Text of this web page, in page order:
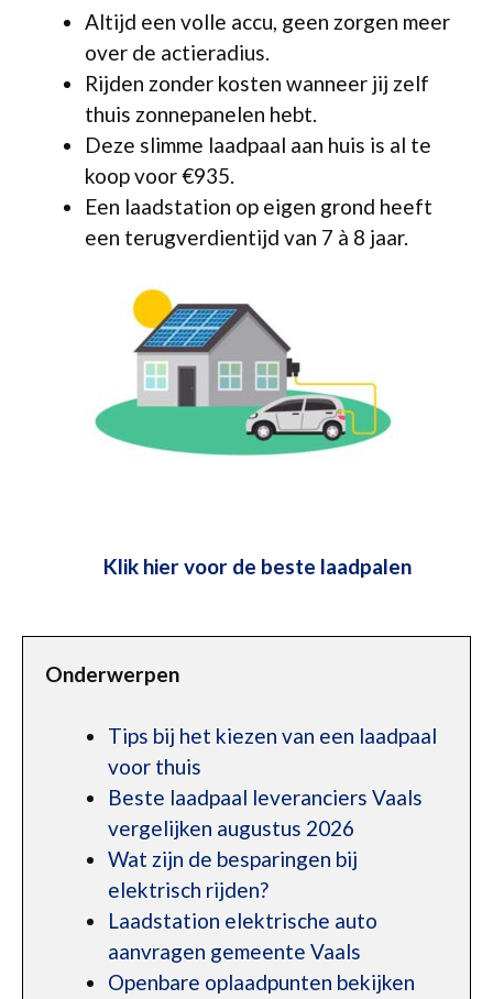
Altijd een volle accu, geen zorgen meer
over de actieradius.
Rijden zonder kosten wanneer jij zelf
thuis zonnepanelen hebt.
Deze slimme laadpaal aan huis is al te
koop voor €935.
Een laadstation op eigen grond heeft
een terugverdientijd van 7 à 8 jaar.
Klik hier voor de beste laadpalen
Onderwerpen
Tips bij het kiezen van een laadpaal
voor thuis
Beste laadpaal leveranciers Vaals
vergelijken augustus 2026
Wat zijn de besparingen bij
elektrisch rijden?
Laadstation elektrische auto
aanvragen gemeente Vaals
Openbare oplaadpunten bekijken